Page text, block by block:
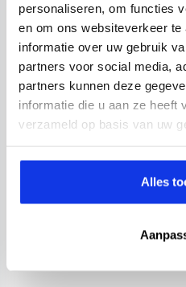
personaliseren, om functies
en om ons websiteverkeer
informatie over uw gebruik
partners voor social media,
partners kunnen deze
informatie die u aan ze heeft
verzameld op basis van uw
Alles